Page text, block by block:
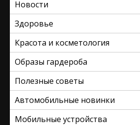
Новости
Здоровье
Красота и косметология
Образы гардероба
Полезные советы
Автомобильные новинки
Мобильные устройства